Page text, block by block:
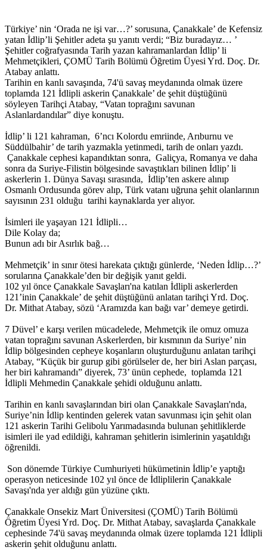
Türkiye’ nin ‘Orada ne işi var…?’ sorusuna, Çanakkale’ de Kefensiz
yatan İdlip’li Şehitler adeta şu yanıtı verdi; “Biz buradayız… ’
Şehitler coğrafyasında Tarih yazan kahramanlardan İdlip’ li
Mehmetçikleri, ÇOMÜ Tarih Bölümü Öğretim Üyesi Yrd. Doç. Dr.
Atabay anlattı.
Tarihin en kanlı savaşında, 74'ü savaş meydanında olmak üzere
toplamda 121 İdlipli askerin Çanakkale’ de şehit düştüğünü
söyleyen Tarihçi Atabay, “Vatan toprağını savunan
Aslanlardandılar” diye konuştu.
İdlip’ li 121 kahraman, 6’ncı Kolordu emriinde, Arıburnu ve
Süddülbahir’ de tarih yazmakla yetinmedi, tarih de onları yazdı.
Çanakkale cephesi kapandıktan sonra, Galiçya, Romanya ve daha
sonra da Suriye-Filistin bölgesinde savaştıkları bilinen İdlip’ li
askerlerin 1. Dünya Savaşı sırasında, İdlip’ten askere alınıp
Osmanlı Ordusunda görev alıp, Türk vatanı uğruna şehit olanlarının
sayısının 231 olduğu tarihi kaynaklarda yer alıyor.
İsimleri ile yaşayan 121 İdlipli…
Dile Kolay da;
Bunun adı bir Asırlık bağ…
Mehmetçik’ in sınır ötesi harekata çıktığı günlerde, ‘Neden İdlip…?’
sorularına Çanakkale’den bir değişik yanıt geldi.
102 yıl önce Çanakkale Savaşları'na katılan İdlipli askerlerden
121’inin Çanakkale’ de şehit düştüğünü anlatan tarihçi Yrd. Doç.
Dr. Mithat Atabay, sözü ‘Aramızda kan bağı var’ demeye getirdi.
7 Düvel’ e karşı verilen mücadelede, Mehmetçik ile omuz omuza
vatan toprağını savunan Askerlerden, bir kısmının da Suriye’ nin
İdlip bölgesinden cepheye koşanların oluşturduğunu anlatan tarihçi
Atabay, “Küçük bir gurup gibi görülseler de, her biri Aslan parçası,
her biri kahramandı” diyerek, 73’ ünün cephede, toplamda 121
İdlipli Mehmedin Çanakkale şehidi olduğunu anlattı.
Tarihin en kanlı savaşlarından biri olan Çanakkale Savaşları'nda,
Suriye’nin İdlip kentinden gelerek vatan savunması için şehit olan
121 askerin Tarihi Gelibolu Yarımadasında bulunan şehitliklerde
isimleri ile yad edildiği, kahraman şehitlerin isimlerinin yaşatıldığı
öğrenildi.
Son dönemde Türkiye Cumhuriyeti hükümetinin İdlip’e yaptığı
operasyon neticesinde 102 yıl önce de İdliplilerin Çanakkale
Savaşı'nda yer aldığı gün yüzüne çıktı.
Çanakkale Onsekiz Mart Üniversitesi (ÇOMÜ) Tarih Bölümü
Öğretim Üyesi Yrd. Doç. Dr. Mithat Atabay, savaşlarda Çanakkale
cephesinde 74'ü savaş meydanında olmak üzere toplamda 121 İdlipli
askerin şehit olduğunu anlattı.